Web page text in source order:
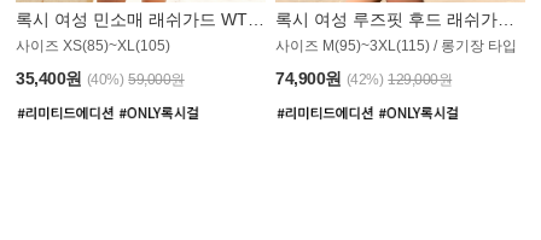
사이즈 XS(85)~XL(105)
35,400원 (40%) 59,000원
사이즈 M(95)~3XL(115) / 롱기장 타입
74,900원 (42%) 129,000원